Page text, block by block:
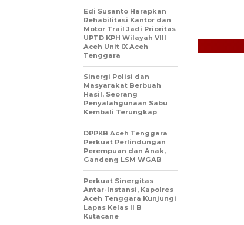
Edi Susanto Harapkan
Rehabilitasi Kantor dan
Motor Trail Jadi Prioritas
UPTD KPH Wilayah VIII
Aceh Unit IX Aceh
Tenggara
Sinergi Polisi dan
Masyarakat Berbuah
Hasil, Seorang
Penyalahgunaan Sabu
Kembali Terungkap
DPPKB Aceh Tenggara
Perkuat Perlindungan
Perempuan dan Anak,
Gandeng LSM WGAB
Perkuat Sinergitas
Antar-Instansi, Kapolres
Aceh Tenggara Kunjungi
Lapas Kelas II B
Kutacane